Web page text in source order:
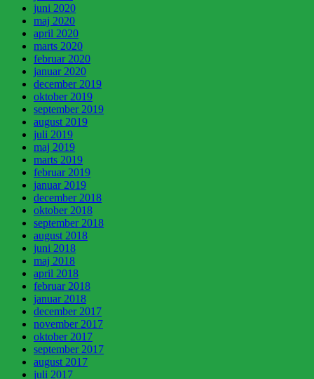
juni 2020
maj 2020
april 2020
marts 2020
februar 2020
januar 2020
december 2019
oktober 2019
september 2019
august 2019
juli 2019
maj 2019
marts 2019
februar 2019
januar 2019
december 2018
oktober 2018
september 2018
august 2018
juni 2018
maj 2018
april 2018
februar 2018
januar 2018
december 2017
november 2017
oktober 2017
september 2017
august 2017
juli 2017